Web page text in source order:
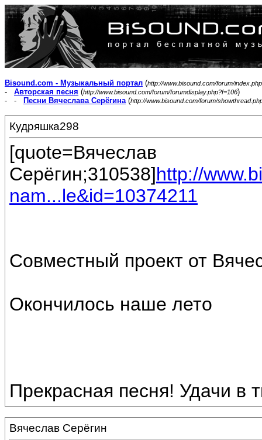
Bisound.com - Музыкальный портал (http://www.bisound.com/forum/index.php
- Авторская песня (http://www.bisound.com/forum/forumdisplay.php?f=106)
- -
Песни Вячеслава Серёгина(http://www.bisound.com/forum/
Кудряшка298
[quote=Вячеслав
Серёгин;310538]http://
nam...le&id=10374211
Совместный проект от
Окончилось наше лето
Прекрасная песня! Удачи в
Вячеслав Серёгин